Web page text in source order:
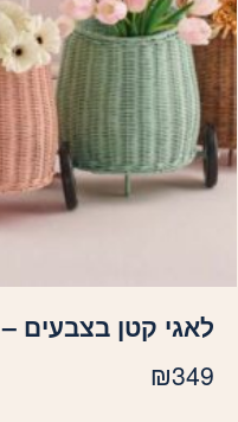
לאגי קטן בצבעים – Olliella
₪349